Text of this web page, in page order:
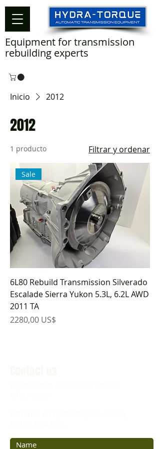
Equipment for transmission
rebuilding experts
Inicio 2012
2012
1 producto Filtrar y ordenar
Sale
6L80 Rebuild Transmission Silverado
Escalade Sierra Yukon 5.3L, 6.2L AWD
2011 TA
Precio
2280,00 US$